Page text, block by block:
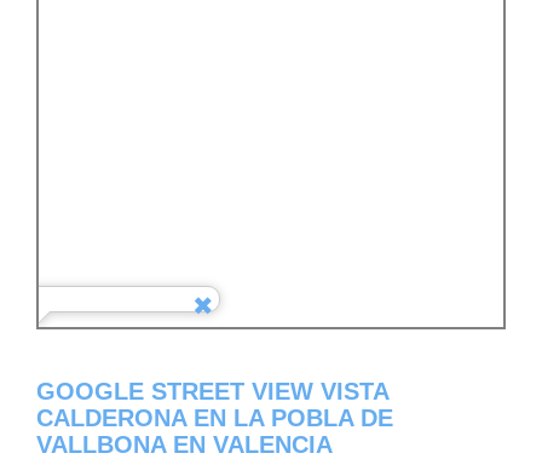
GOOGLE STREET VIEW VISTA
CALDERONA EN LA POBLA DE
VALLBONA EN VALENCIA